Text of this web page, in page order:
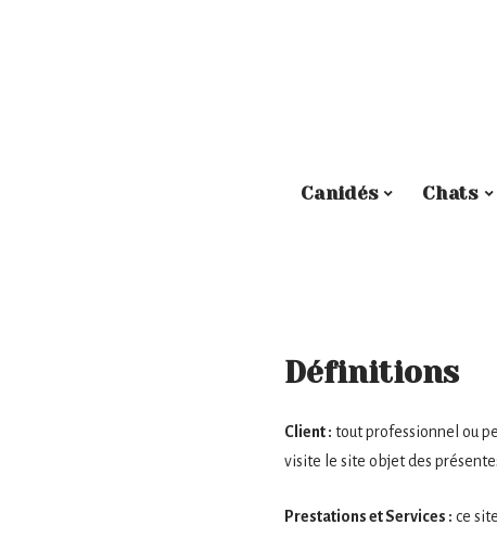
Canidés Chats
Définitions
Client : tout professionnel ou
visite le site objet des
Prestations et Services : ce